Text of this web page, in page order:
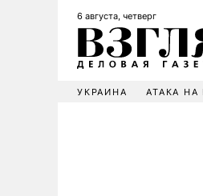
6 августа, четверг
УКРАИНА АТАКА НА